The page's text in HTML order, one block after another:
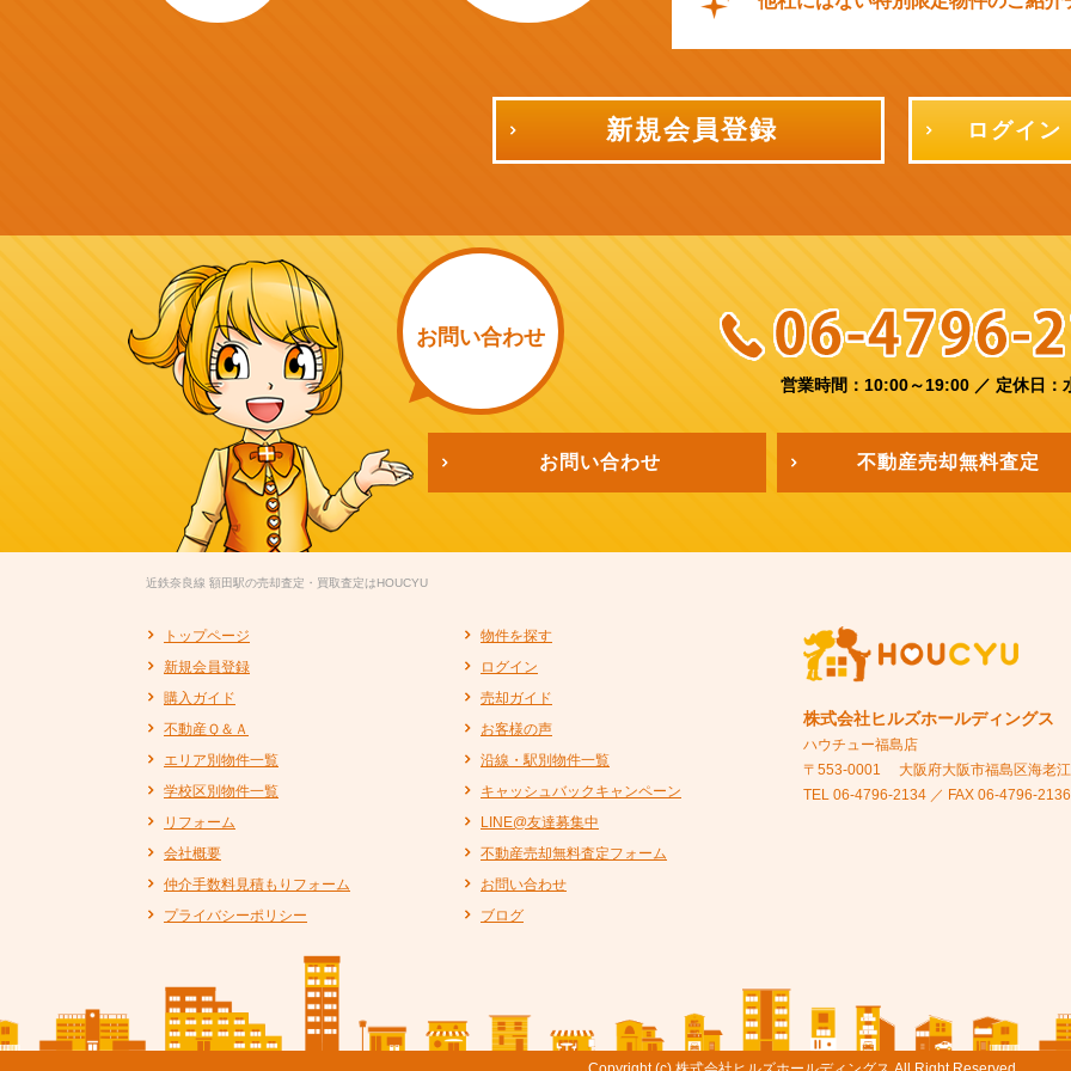
新規会員登録 ログイン
お問い合わせ
営業時間：10:00～19:00 ／ 定休日：
お問い合わせ 不動産売却無料査定
近鉄奈良線 額田駅の売却査定・買取査定はHOUCYU
トップページ
物件を探す
新規会員登録
ログイン
購入ガイド
売却ガイド
不動産Ｑ＆Ａ
お客様の声
エリア別物件一覧
沿線・駅別物件一覧
学校区別物件一覧
キャッシュバックキャンペーン
リフォーム
LINE@友達募集中
会社概要
不動産売却無料査定フォーム
仲介手数料見積もりフォーム
お問い合わせ
プライバシーポリシー
ブログ
株式会社ヒルズホールディングス
ハウチュー福島店
〒553-0001
大阪府大阪市福島区海老
TEL 06-4796-2134 ／ FAX 06-4796-2136